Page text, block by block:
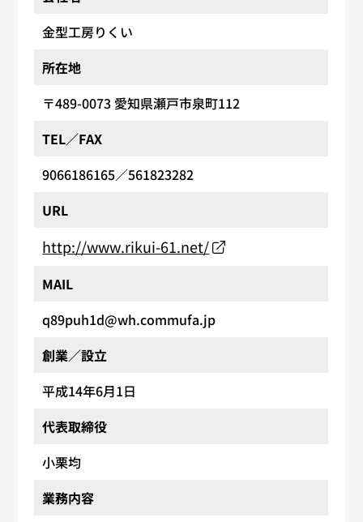
金型工房りくい
所在地
〒489-0073 愛知県瀬戸市泉町112
TEL／FAX
9066186165／561823282
URL
http://www.rikui-61.net/
MAIL
q89puh1d@wh.commufa.jp
創業／設立
平成14年6月1日
代表取締役
小栗均
業務内容